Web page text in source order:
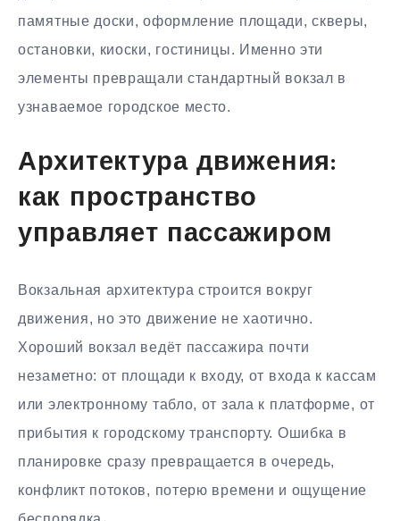
памятные доски, оформление площади, скверы,
остановки, киоски, гостиницы. Именно эти
элементы превращали стандартный вокзал в
узнаваемое городское место.
Архитектура движения:
как пространство
управляет пассажиром
Вокзальная архитектура строится вокруг
движения, но это движение не хаотично.
Хороший вокзал ведёт пассажира почти
незаметно: от площади к входу, от входа к кассам
или электронному табло, от зала к платформе, от
прибытия к городскому транспорту. Ошибка в
планировке сразу превращается в очередь,
конфликт потоков, потерю времени и ощущение